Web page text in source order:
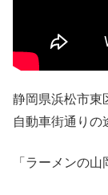
静岡県浜松市東
自動車街通りの
「ラーメンの